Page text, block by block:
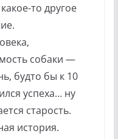
то другое
собаки —
будто бы к 10
успеха… ну
старость.
история.